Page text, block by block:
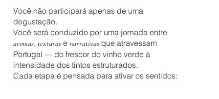
Você não participará apenas de uma
degustação.
Você será conduzido por uma jornada entre
aromas, texturase narrativas que atravessam
Portugal — do frescor do vinho verde à
intensidade dos tintos estruturados.
Cada etapa é pensada para ativar os sentidos: